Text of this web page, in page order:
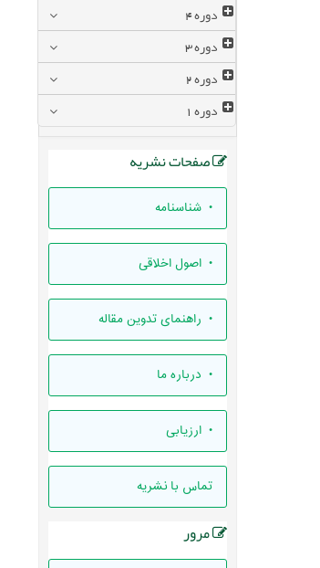
دوره
دوره
دوره
دوره
صفحات نشریه
• شناسنامه
• اصول اخلاقی
• راهنمای تدوين مقاله
• درباره ما
• ارزيابی
تماس با نشریه
مرور